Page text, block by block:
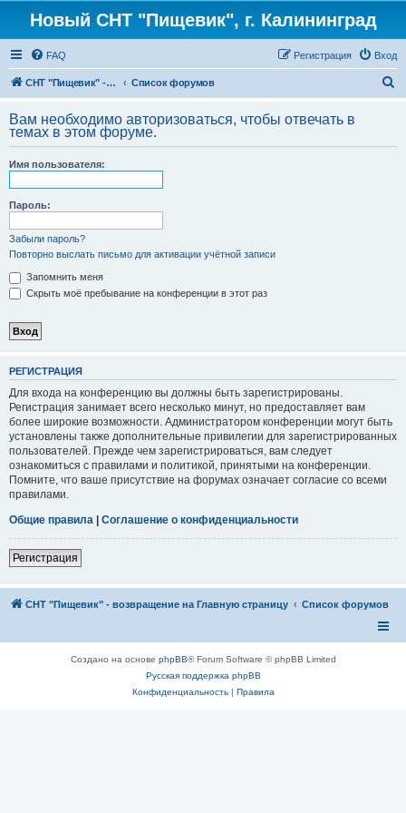
Новый СНТ "Пищевик", г. Калининград
FAQ Вход
Регистрация
СНТ "Пищевик" - возвращение на Главную страницу Список форумов
с
Вам необходимо авторизоваться, чтобы отвечать в
темах в этом форуме.
Имя пользователя:
Пароль:
Забыли пароль?
Повторно выслать письмо для активации учётной записи
Запомнить меня
Скрыть моё пребывание на конференции в этот раз
РЕГИСТРАЦИЯ
Для входа на конференцию вы должны быть зарегистрированы.
Регистрация занимает всего несколько минут, но предоставляет вам
более широкие возможности. Администратором конференции могут быть
установлены также дополнительные привилегии для зарегистрированных
пользователей. Прежде чем зарегистрироваться, вам следует
ознакомиться с правилами и политикой, принятыми на конференции.
Помните, что ваше присутствие на форумах означает согласие со всеми
правилами.
Общие правила | Соглашение о конфиденциальности
Регистрация
СНТ "Пищевик" - возвращение на Главную страницу Список форумов
Создано на основе phpBB® Forum Software © phpBB Limited
Русская поддержка phpBB
Конфиденциальность| Правила